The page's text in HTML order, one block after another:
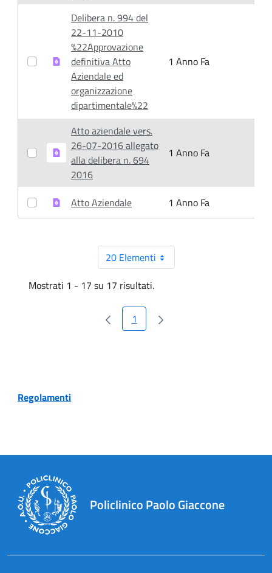
Delibera n. 994 del
22-11-2010
%22Approvazione
definitiva Atto
Aziendale ed
organizzazione
dipartimentale%22
1 Anno Fa
Atto aziendale vers.
26-07-2016 allegato
alla delibera n. 694
2016
1 Anno Fa
Atto Aziendale 1 Anno Fa
20 ElementiPer pagina
Mostrati 1 - 17 su 17 risultati.
Pagina
1
Regolamenti
Policlinico Paolo Giaccone